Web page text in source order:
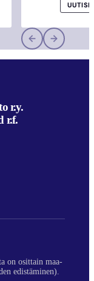
r.y.
r.f.
on osittain maa-
edistäminen).